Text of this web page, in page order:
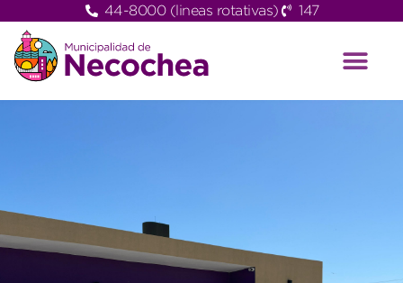
44-8000 (lineas rotativas) 147